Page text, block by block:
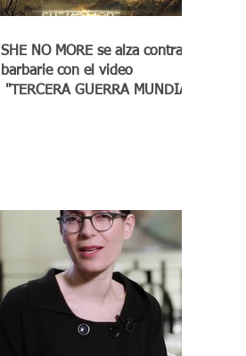
SHE NO MORE se alza contra la
barbarie con el video
"TERCERA GUERRA MUNDIAL"